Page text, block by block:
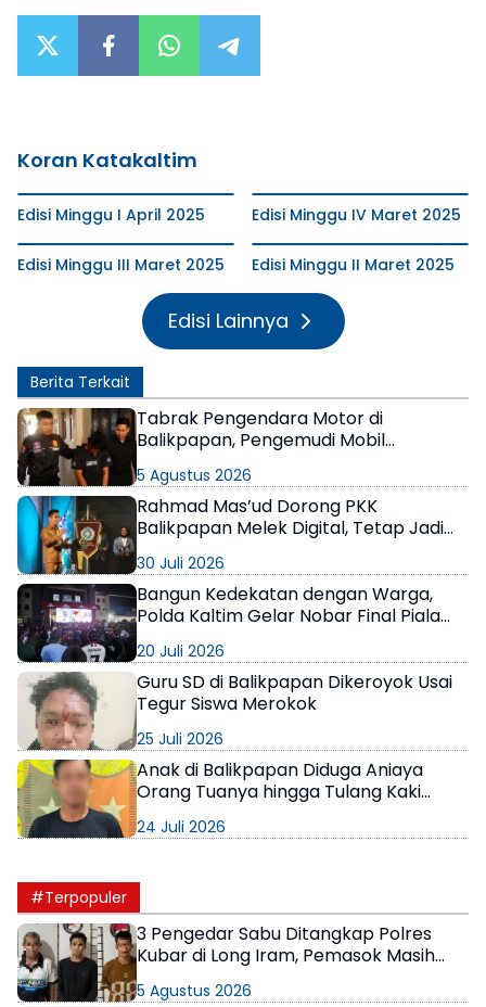
Koran Katakaltim
Edisi Minggu I April 2025 Edisi Minggu IV Maret 2025
Edisi Minggu III Maret 2025 Edisi Minggu II Maret 2025
Edisi Lainnya
Berita Terkait
Tabrak Pengendara Motor di
Balikpapan, Pengemudi Mobil
5 Agustus 2026
Rahmad Mas’ud Dorong PKK
Balikpapan Melek Digital, Tetap Jadi
30 Juli 2026
Bangun Kedekatan dengan Warga,
Polda Kaltim Gelar Nobar Final Piala
20 Juli 2026
Guru SD di Balikpapan Dikeroyok Usai
Tegur Siswa Merokok
25 Juli 2026
Anak di Balikpapan Diduga Aniaya
Orang Tuanya hingga Tulang Kaki
24 Juli 2026
#Terpopuler
3 Pengedar Sabu Ditangkap Polres
Kubar di Long Iram, Pemasok Masih
5 Agustus 2026